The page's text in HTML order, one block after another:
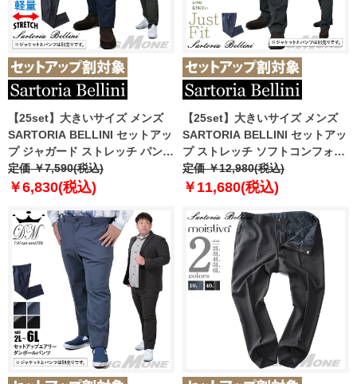
【25set】大きいサイズ メンズ
SARTORIA BELLINI セットアッ
プ ジャガード ストレッチ パンツ
ジャストフィット 軽量 ウォッシ
ャブル イージーケア ライフスー
定価 ￥7,590(税込)
￥6,830(税込)
【25set】大きいサイズ メンズ
SARTORIA BELLINI セットアッ
プ ストレッチ ソフトコンフォー
トジャージー パンツ ジャストフ
ィット tzpt-2b
定価 ￥12,980(税込)
￥11,680(税込)